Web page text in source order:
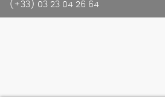
(+33) 03 23 04 26 64